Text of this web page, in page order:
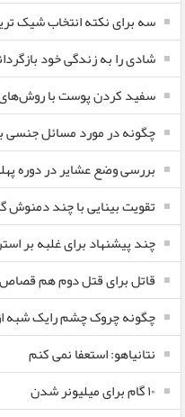
سه برای نکته انتخاب شیک
شادی را به زندگی خود
سفید کردن پوست با
چگونه در مورد مسائل جنسی
بررسی وضع عشایر در دوره
تقویت بینایی با چند دمنوش
چند پیشنهاد برای غلبه بر
قاتل برای قتل دوم هم
چگونه چروک چشم رایک شبه
نتانیاهو: استعفا نمی کنم
۱۰ گام برای میلیونر شدن